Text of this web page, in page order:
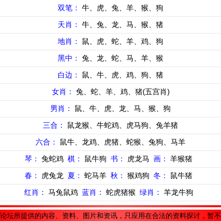
双笔： 牛、虎、兔、羊、猴、狗
天肖： 牛、兔、龙、马、猴、猪
地肖： 鼠、虎、蛇、羊、鸡、狗
黑中： 兔、龙、蛇、马、羊、猴
白边： 鼠、牛、虎、鸡、狗、猪
女肖： 兔、蛇、羊、鸡、猪(五宫肖)
男肖： 鼠、牛、虎、龙、马、猴、狗
三合： 鼠龙猴、牛蛇鸡、虎马狗、兔羊猪
六合： 鼠牛、龙鸡、虎猪、蛇猴、兔狗、马羊
琴： 兔蛇鸡 棋： 鼠牛狗 书： 虎龙马 画： 羊猴猪
春：
虎兔龙 夏： 蛇马羊 秋： 猴鸡狗 冬： 鼠牛猪
红肖： 马兔鼠鸡 蓝肖： 蛇虎猪猴 绿肖： 羊龙牛狗
坛所提供的内容、资料、图片和资讯，只应用在合法的资料探讨，暂